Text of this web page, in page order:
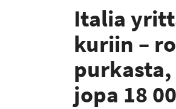
Italia
kuriin –
jopa 18